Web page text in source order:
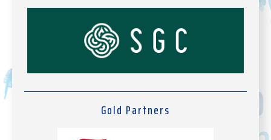
Gold Partners